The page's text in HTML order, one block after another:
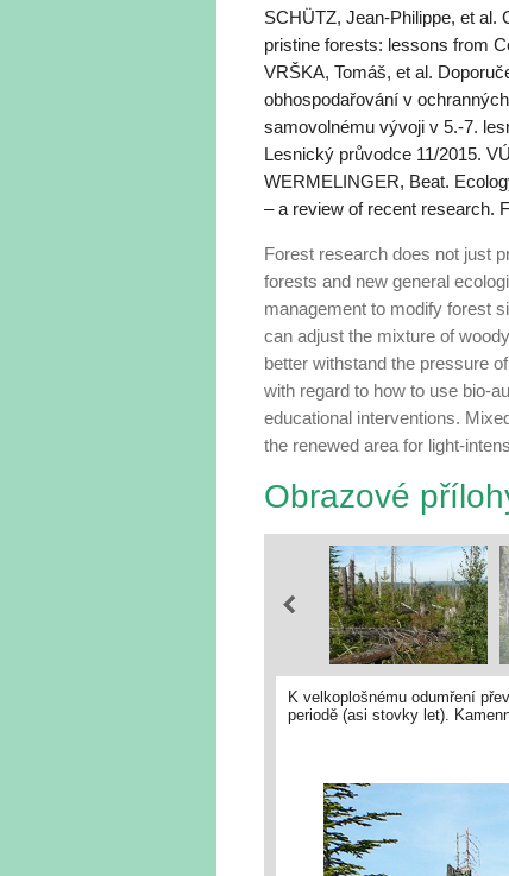
SCHÜTZ, Jean-Philippe, et al.
pristine forests: lessons from
VRŠKA, Tomáš, et al.
obhospodařování v
samovolnému vývoji v 5.-7.
Lesnický průvodce 11/2015.
WERMELINGER, Beat.
– a review of recent research.
Forest research does not just
forests and new general
management to modify forest
can adjust the mixture of
better withstand the pressure
with regard to how to use bio-
educational interventions.
the renewed area for light-
Obrazové
K velkoplošnému odumření
periodě (asi stovky let).